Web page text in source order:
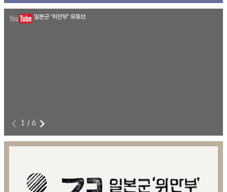
일본군 '위안부' 유튜브
본 영상물은 아카이브814 제공을 위해 제작된 영상콘텐츠이다.
1 / 6